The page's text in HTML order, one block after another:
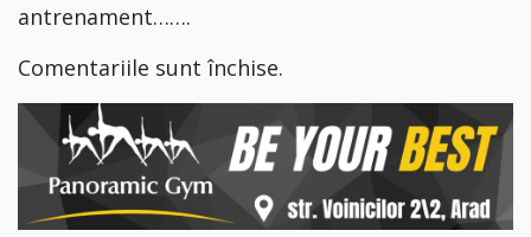
antrenament…….
Comentariile sunt închise.